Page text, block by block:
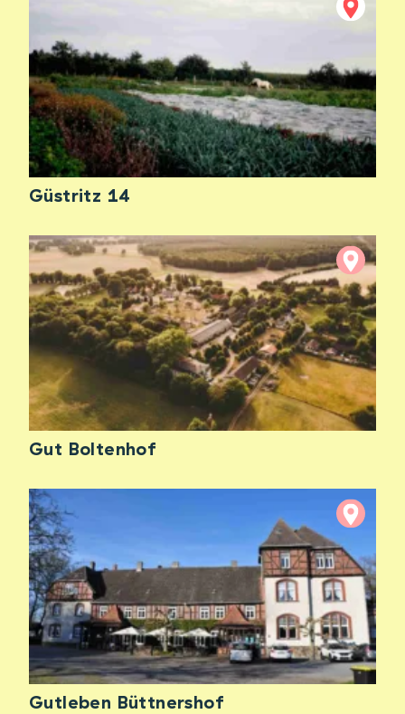
Güstritz 14
Gut Boltenhof
Gutleben Büttnershof